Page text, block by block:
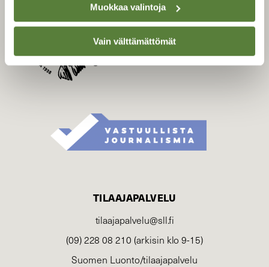
Muokkaa valintoja
Vain välttämättömät
Suomen Luonto -lehden
kustantaja onSuomen
luonnonsuojelu­liitto
TILAAJAPALVELU
tilaajapalvelu@sll.fi
(09) 228 08 210 (arkisin klo 9-15)
Suomen Luonto/tilaajapalvelu